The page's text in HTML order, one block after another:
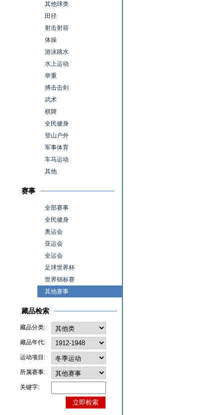
其他球类
田径
射击射箭
体操
游泳跳水
水上运动
举重
搏击击剑
武术
棋牌
全民健身
登山户外
军事体育
车马运动
其他
赛事
全部赛事
全民健身
奥运会
亚运会
全运会
足球世界杯
世界锦标赛
其他赛事
藏品检索
藏品分类:
藏品年代:
运动项目:
所属赛事:
关键字: